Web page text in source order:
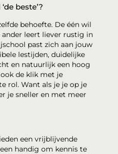
beste’?
behoefte. De één wil
ander leert liever rustig in
past zich aan jouw
lestijden, duidelijke
en natuurlijk een hoog
de klik met je
rol. Want als je je op je
je sneller en met meer
een vrijblijvende
handig om kennis te